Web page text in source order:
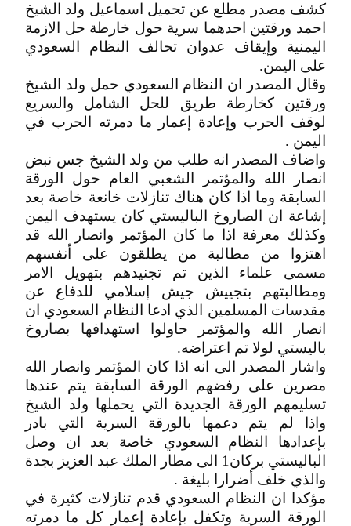
كشف مصدر مطلع عن تحميل اسماعيل ولد الشيخ
احمد ورقتين احدهما سرية حول خارطة حل الازمة
اليمنية وإيقاف عدوان تحالف النظام السعودي
على اليمن.
وقال المصدر ان النظام السعودي حمل ولد الشيخ
ورقتين كخارطة طريق للحل الشامل والسريع
لوقف الحرب وإعادة إعمار ما دمرته الحرب في
اليمن .
واضاف المصدر انه طلب من ولد الشيخ جس نبض
انصار الله والمؤتمر الشعبي العام حول الورقة
السابقة وما اذا كان هناك تنازلات خانعة خاصة بعد
إشاعة ان الصاروخ الباليستي كان يستهدف اليمن
وكذلك معرفة اذا ما كان المؤتمر وانصار الله قد
اهتزوا من مطالبة من يطلقون على أنفسهم
مسمى علماء الذين تم تجنيدهم بتهويل الامر
ومطالبتهم بتجييش جيش إسلامي للدفاع عن
مقدسات المسلمين الذي ادعا النظام السعودي ان
انصار الله والمؤتمر حاولوا استهدافها بصاروخ
باليستي لولا تم اعتراضه.
واشار المصدر الى انه اذا كان المؤتمر وانصار الله
مصرين على رفضهم الورقة السابقة يتم عندها
تسليمهم الورقة الجديدة التي يحملها ولد الشيخ
واذا لم يتم دعمها بالورقة السرية التي بادر
بإعدادها النظام السعودي خاصة بعد ان وصل
الباليستي بركان1 الى مطار الملك عبد العزيز بجدة
والذي خلف أضرارا بليغة .
مؤكدا ان النظام السعودي قدم تنازلات كثيرة في
الورقة السرية وتكفل بإعادة إعمار كل ما دمرته